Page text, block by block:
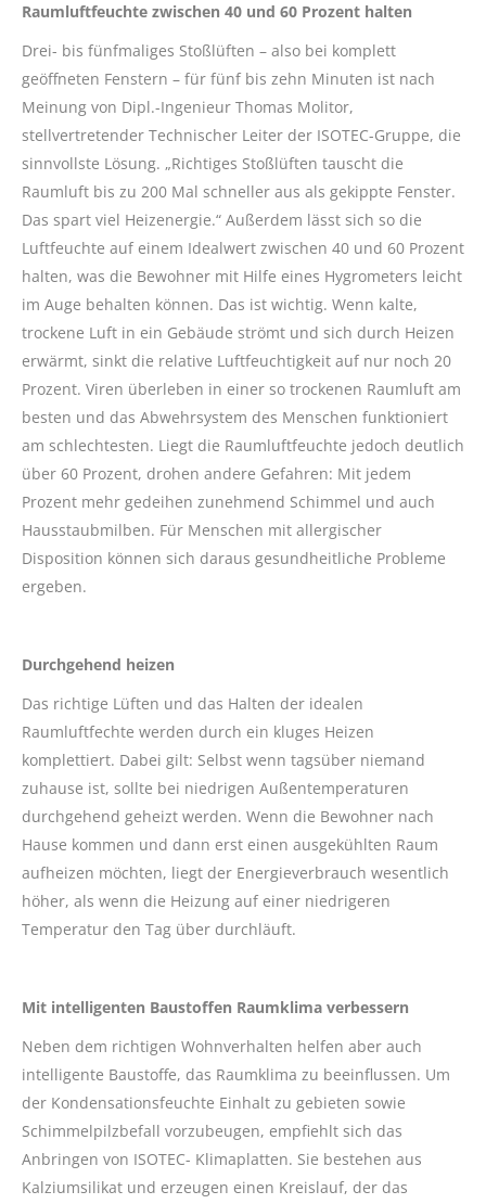
Raumluftfeuchte zwischen 40 und 60 Prozent halten
Drei- bis fünfmaliges Stoßlüften – also bei komplett
geöffneten Fenstern – für fünf bis zehn Minuten ist nach
Meinung von Dipl.-Ingenieur Thomas Molitor,
stellvertretender Technischer Leiter der ISOTEC-Gruppe, die
sinnvollste Lösung. „Richtiges Stoßlüften tauscht die
Raumluft bis zu 200 Mal schneller aus als gekippte Fenster.
Das spart viel Heizenergie.“ Außerdem lässt sich so die
Luftfeuchte auf einem Idealwert zwischen 40 und 60 Prozent
halten, was die Bewohner mit Hilfe eines Hygrometers leicht
im Auge behalten können. Das ist wichtig. Wenn kalte,
trockene Luft in ein Gebäude strömt und sich durch Heizen
erwärmt, sinkt die relative Luftfeuchtigkeit auf nur noch 20
Prozent. Viren überleben in einer so trockenen Raumluft am
besten und das Abwehrsystem des Menschen funktioniert
am schlechtesten. Liegt die Raumluftfeuchte jedoch deutlich
über 60 Prozent, drohen andere Gefahren: Mit jedem
Prozent mehr gedeihen zunehmend Schimmel und auch
Hausstaubmilben. Für Menschen mit allergischer
Disposition können sich daraus gesundheitliche Probleme
ergeben.
Durchgehend heizen
Das richtige Lüften und das Halten der idealen
Raumluftfechte werden durch ein kluges Heizen
komplettiert. Dabei gilt: Selbst wenn tagsüber niemand
zuhause ist, sollte bei niedrigen Außentemperaturen
durchgehend geheizt werden. Wenn die Bewohner nach
Hause kommen und dann erst einen ausgekühlten Raum
aufheizen möchten, liegt der Energieverbrauch wesentlich
höher, als wenn die Heizung auf einer niedrigeren
Temperatur den Tag über durchläuft.
Mit intelligenten Baustoffen Raumklima verbessern
Neben dem richtigen Wohnverhalten helfen aber auch
intelligente Baustoffe, das Raumklima zu beeinflussen. Um
der Kondensationsfeuchte Einhalt zu gebieten sowie
Schimmelpilzbefall vorzubeugen, empfiehlt sich das
Anbringen von ISOTEC- Klimaplatten. Sie bestehen aus
Kalziumsilikat und erzeugen einen Kreislauf, der das